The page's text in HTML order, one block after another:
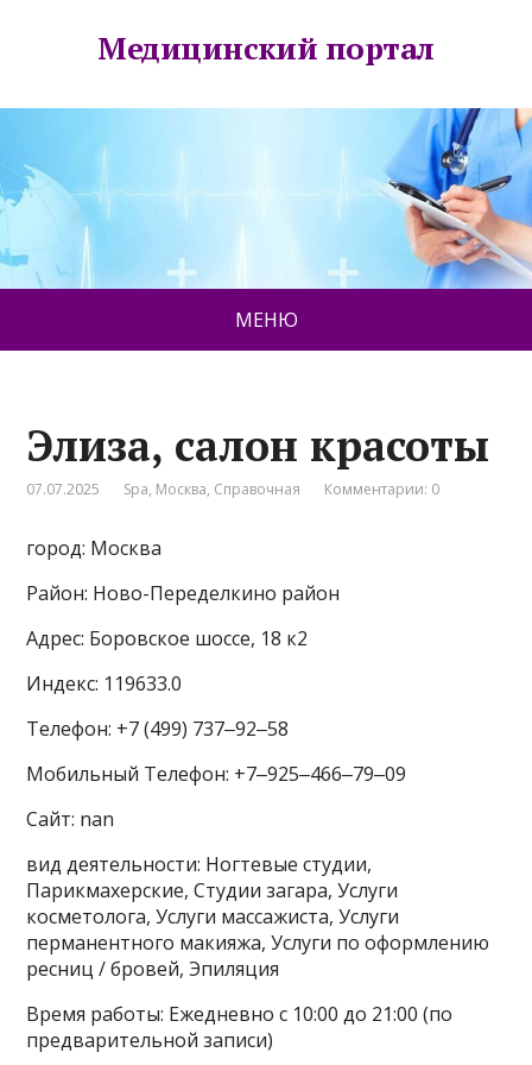
Медицинский портал
МЕНЮ
Элиза, салон красоты
07.07.2025 Spa, Москва, Справочная Комментарии: 0
город: Москва
Район: Ново-Переделкино район
Адрес: Боровское шоссе, 18 к2
Индекс: 119633.0
Телефон: +7 (499) 737‒92‒58
Мобильный Телефон: +7‒925‒466‒79‒09
Сайт: nan
вид деятельности: Ногтевые студии,
Парикмахерские, Студии загара, Услуги
косметолога, Услуги массажиста, Услуги
перманентного макияжа, Услуги по оформлению
ресниц / бровей, Эпиляция
Время работы: Ежедневно с 10:00 до 21:00 (по
предварительной записи)